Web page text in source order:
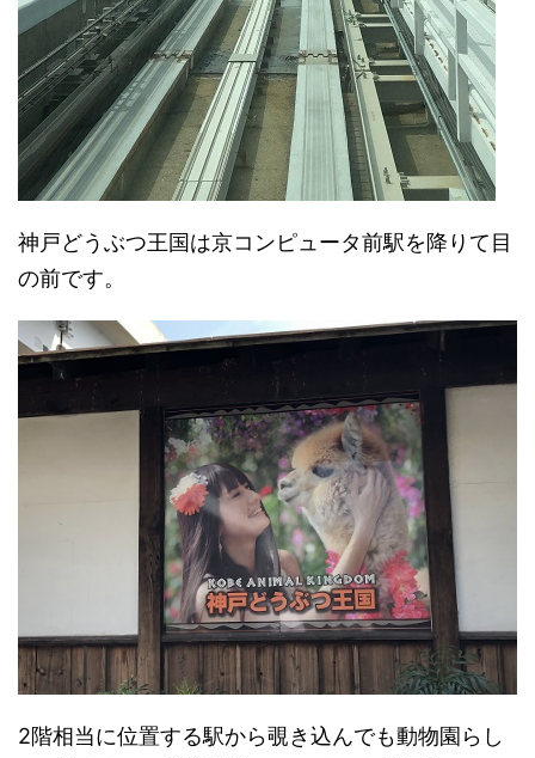
神戸どうぶつ王国は京コンピュータ前駅を降りて目
の前です。
2階相当に位置する駅から覗き込んでも動物園らし